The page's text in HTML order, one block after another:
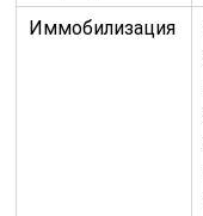
Иммобилизация